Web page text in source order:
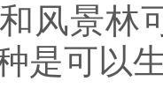
风景林
是可以